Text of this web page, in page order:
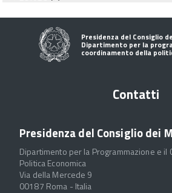
Presidenza del Consiglio
Dipartimento per la
coordinamento della
Contatti
Presidenza del Consiglio dei
Dipartimento per la Programmazione e il
Politica Economica
Via della Mercede 9
00187 Roma - Italia